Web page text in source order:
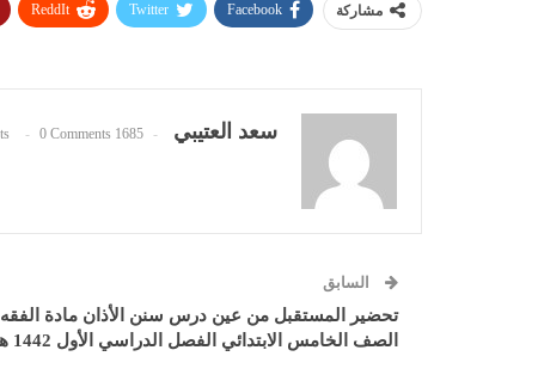
مشاركة Facebook
Twitter
ReddIt
سعد العتيبي 1685 Posts
0 Comments
السابق
تحضير المستقبل من عين درس سنن الأذان مادة الفقه
الصف الخامس الابتدائي الفصل الدراسي الأول 1442 هـ